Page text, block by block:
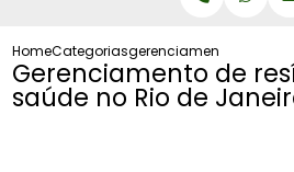
HomeCategoriasgerenciamento residuos
Gerenciamento de
saúde no Rio de